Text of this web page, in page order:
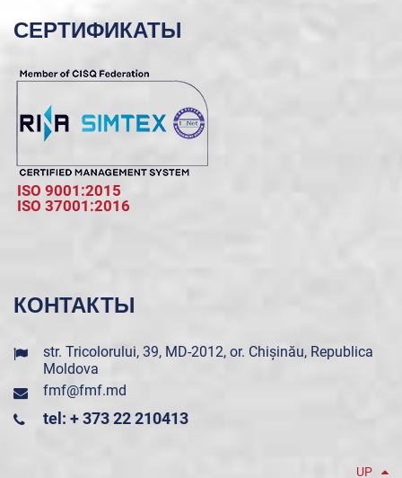
СЕРТИФИКАТЫ
ISO 9001:2015
ISO 37001:2016
КОНТАКТЫ
str. Tricolorului, 39, MD-2012, or. Chișinău, Republica
Moldova
fmf@fmf.md
tel: + 373 22 210413
UP